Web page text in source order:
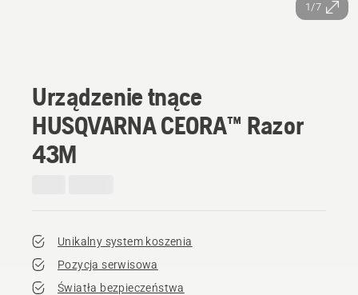
1/7
Urządzenie tnące
HUSQVARNA CEORA™ Razor
43M
Unikalny system koszenia
Pozycja serwisowa
Światła bezpieczeństwa